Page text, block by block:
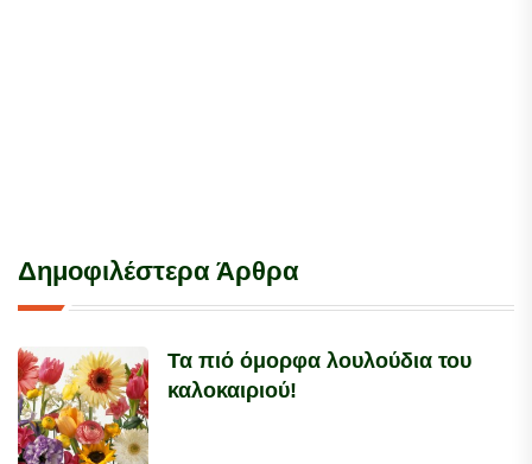
Δημοφιλέστερα Άρθρα
Τα πιό όμορφα λουλούδια του
καλοκαιριού!